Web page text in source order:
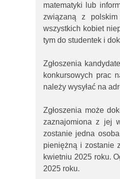
matematyki lub
związaną z polskim
wszystkich kobiet
tym do studentek i
Zgłoszenia
konkursowych prac
należy wysyłać na
Zgłoszenia może
zaznajomiona z jej
zostanie jedna
pieniężną i zostanie
kwietniu 2025 roku.
2025 roku.